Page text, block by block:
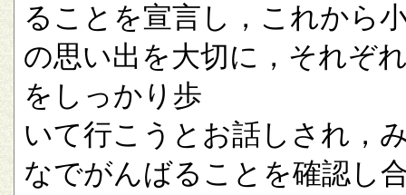
ることを宣言し，これから
の思い出を大切に，それぞ
をしっかり歩
いて行こうとお話しされ，
なでがんばることを確認し